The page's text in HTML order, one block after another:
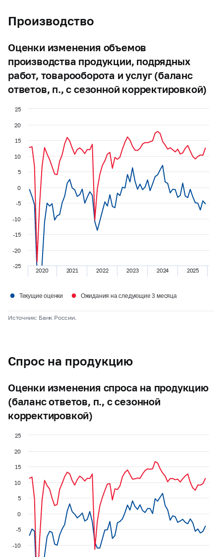
Производство
Оценки изменения объемов
производства продукции, подрядных
работ, товарооборота и услуг (баланс
ответов, п., с сезонной корректировкой)
2020 2021 2022 2023 2024 2025
-25
-20
-15
-10
-5
0
5
10
15
20
25
● Текущие оценки ● Ожидания на следующие 3 месяца
Источник: Банк России.
Спрос на продукцию
Оценки изменения спроса на продукцию
(баланс ответов, п., с сезонной
корректировкой)
-10
-5
0
5
10
15
20
25